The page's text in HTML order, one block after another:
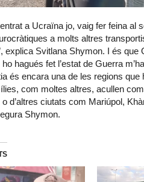
a Ucraïna jo, vaig fer feina al
a molts altres
explica Svitlana Shymon. I és
ho hagués fet l’estat de Guerra
és encara una de les regions
com moltes altres, acullen
d’altres ciutats com Mariúpol,
Shymon.